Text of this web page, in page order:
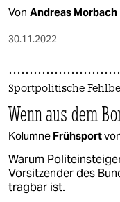
Von Andreas Morbach
30.11.2022
Sportpolitische
Wenn aus dem
Kolumne Frühsport
Warum
Vorsitzender des
tragbar ist.